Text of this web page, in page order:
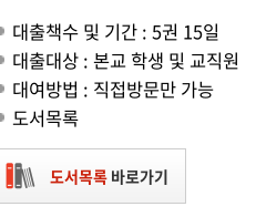
대출책수 및 기간 : 5권 15일
대출대상 : 본교 학생 및 교직원
대여방법 : 직접방문만 가능
도서목록
도서목록 바로가기